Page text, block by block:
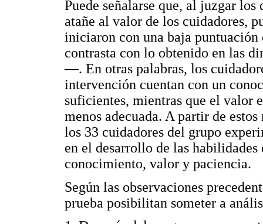
Puede señalarse que, al juzgar los
atañe al valor de los cuidadores,
iniciaron con una baja
contrasta con lo obtenido en las
—. En otras palabras, los
intervención cuentan con un
suficientes, mientras que el valor
menos adecuada. A partir de
los 33 cuidadores del grupo
en el desarrollo de las
conocimiento, valor y paciencia.
Según las observaciones
prueba posibilitan someter a